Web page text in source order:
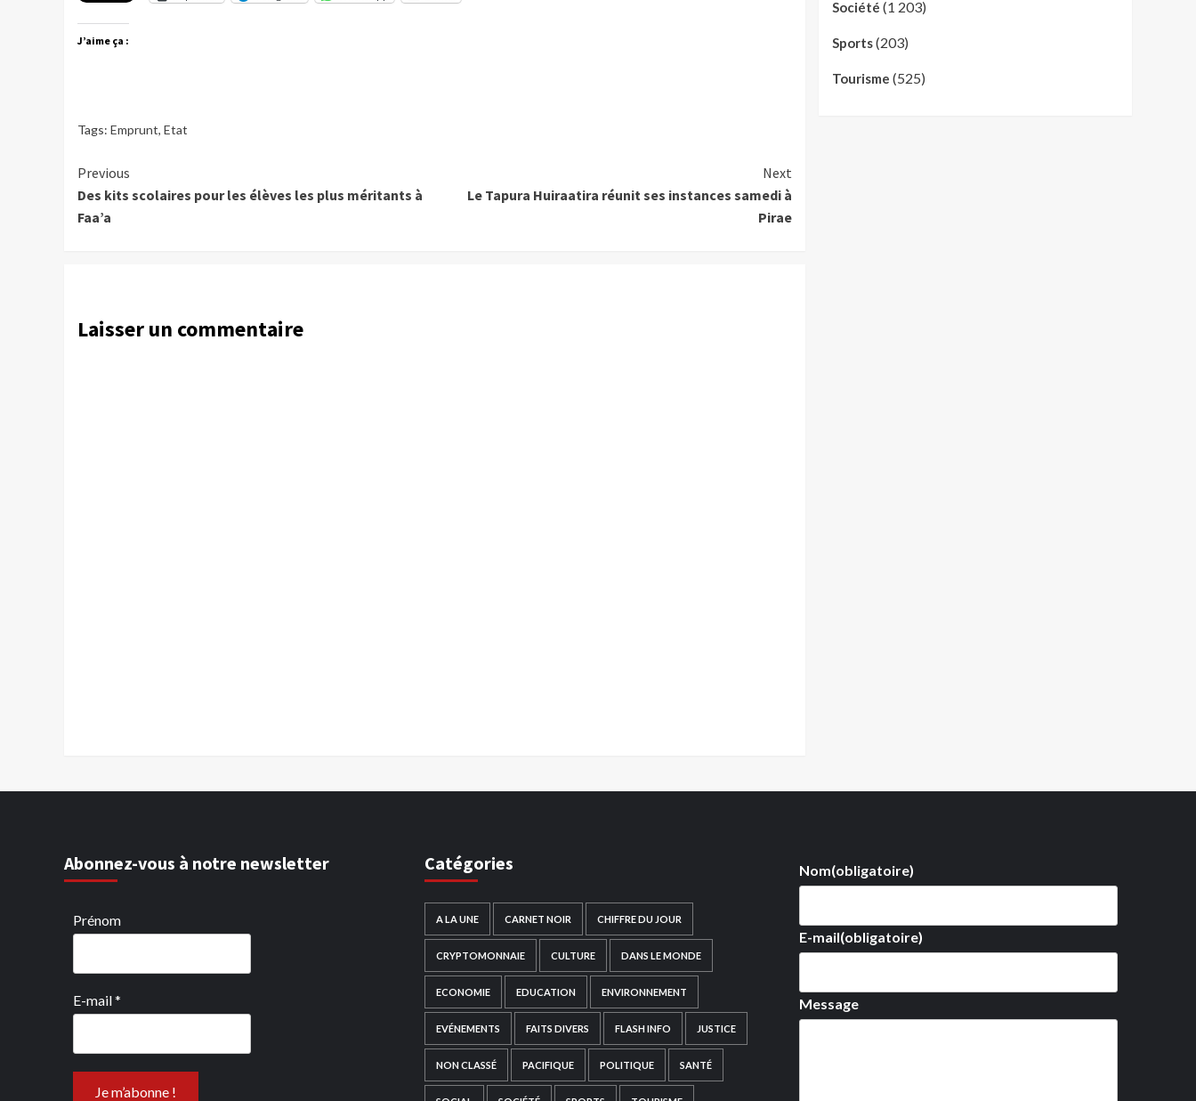
J’aime ça :
Tags: Emprunt, Etat
Continue
Reading
Previous
Des kits scolaires pour les élèves les plus méritants à
Faa’a
Next
Le Tapura Huiraatira réunit ses instances samedi à
Pirae
Laisser un commentaire
Société (1 203)
Sports(203)
Tourisme (525)
Abonnez-vous à notre newsletter
Prénom
E-mail*
Catégories
A LA UNE CARNET NOIR CHIFFRE DU JOUR
CRYPTOMONNAIE CULTURE DANS LE MONDE
ECONOMIE EDUCATION ENVIRONNEMENT
EVÉNEMENTS FAITS DIVERS FLASH INFO JUSTICE
NON CLASSÉ PACIFIQUE POLITIQUE SANTÉ
Nom(obligatoire)
E-mail(obligatoire)
Message